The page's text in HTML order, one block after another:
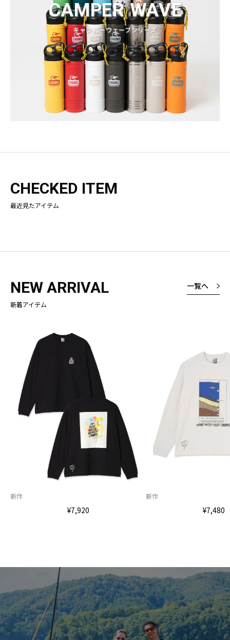
CAMPER WAVE
キャンパーウェーブシリーズ
CHECKED ITEM
最近見たアイテム
NEW ARRIVAL
新着アイテム
一覧へ
新作
¥7,920
新作
¥7,480